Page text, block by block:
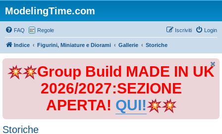
ModelingTime.com
FAQ Regole Login
Iscriviti
Indice Figurini, Miniature e Diorami Gallerie Storiche
Group Build MADE IN UK
2026/2027:SEZIONE
APERTA! QUI!
Storiche